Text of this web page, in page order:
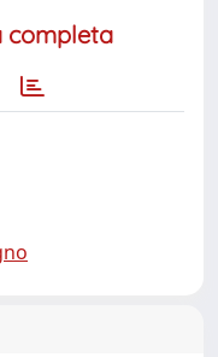
completa